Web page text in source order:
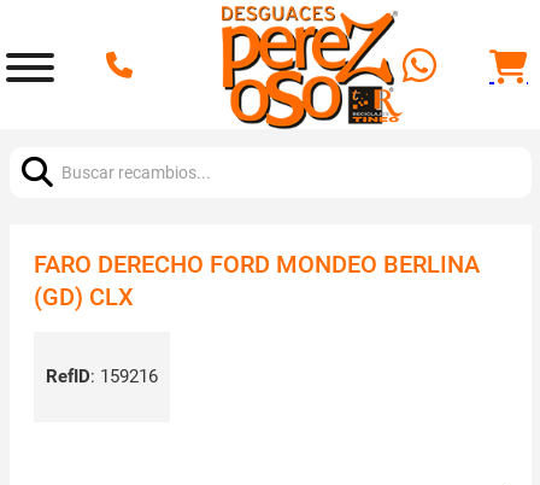
FARO DERECHO FORD MONDEO BERLINA
(GD) CLX
RefID: 159216